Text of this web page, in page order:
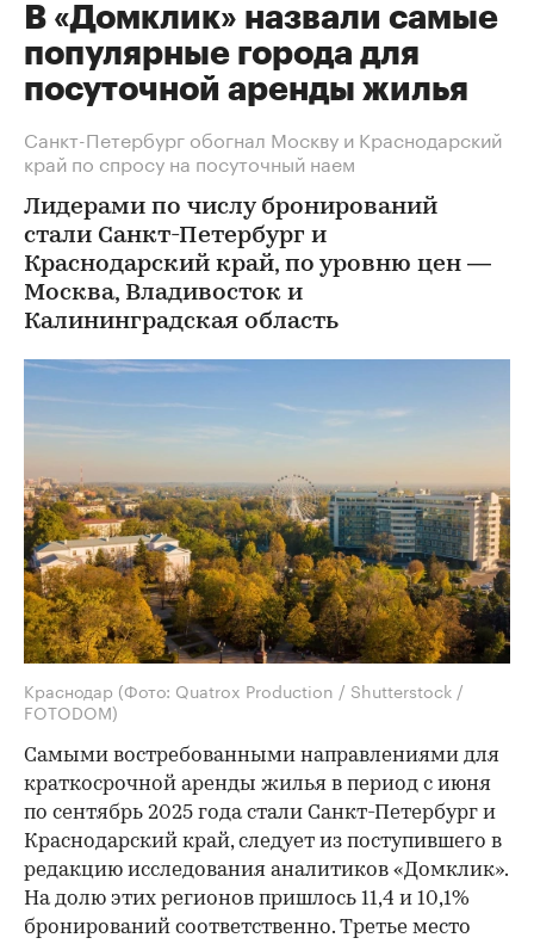
В «Домклик» назвали самые
популярные города для
посуточной аренды жилья
Санкт-Петербург обогнал Москву и Краснодарский
край по спросу на посуточный наем
Лидерами по числу бронирований
стали Санкт-Петербург и
Краснодарский край, по уровню цен —
Москва, Владивосток и
Калининградская область
Краснодар (Фото: Quatrox Production / Shutterstock /
FOTODOM)
Самыми востребованными направлениями для
краткосрочной аренды жилья в период с июня
по сентябрь 2025 года стали Санкт-Петербург и
Краснодарский край, следует из поступившего в
редакцию исследования аналитиков «Домклик».
На долю этих регионов пришлось 11,4 и 10,1%
бронирований соответственно. Третье место